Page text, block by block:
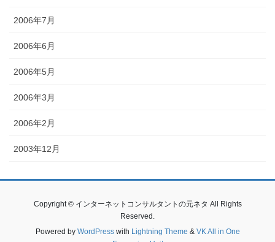
2006年7月
2006年6月
2006年5月
2006年3月
2006年2月
2003年12月
Copyright © インターネットコンサルタントの元ネタ All Rights
Reserved.
Powered by WordPresswith Lightning Theme & VK All in One